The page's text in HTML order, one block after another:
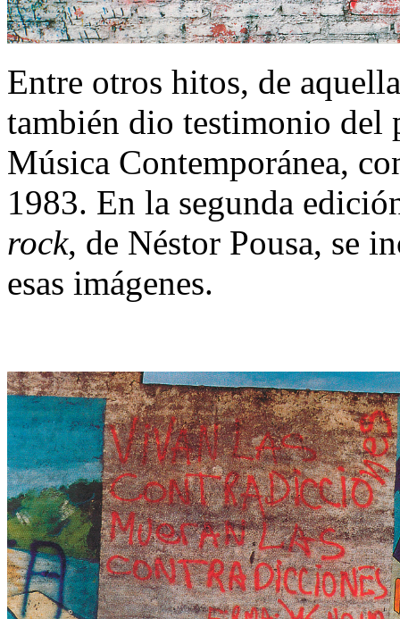
Entre otros hitos, de
también dio testimonio del
Música Contemporánea,
1983. En la segunda
rock, de Néstor Pousa, se
esas imágenes.